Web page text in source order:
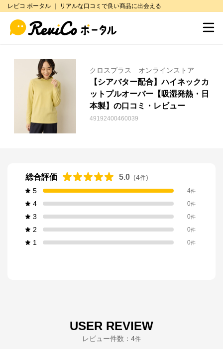
レビコ ポータル ｜ リアルな口コミで良い商品に出会える
クロスプラス オンラインストア
【シアバター配合】ハイネックカ
ットプルオーバー【吸湿発熱・日
本製】の口コミ・レビュー
49192400460039
総合評価 5.0 (4件)
5
4件
4 0件
3 0件
2 0件
1 0件
USER REVIEW
レビュー件数： 4件